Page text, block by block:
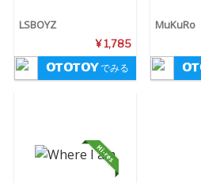
LSBOYZ
¥ 1,785
でみる
MuKuRo